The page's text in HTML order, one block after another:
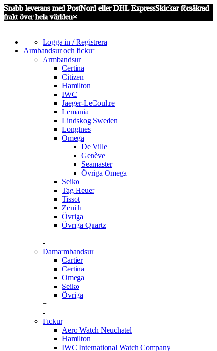
Snabb leverans med PostNord eller DHL ExpressSkickar försäkrad
frakt över hela världen×
Logga in / Registrera
Armbandsur och fickur
Armbandsur
Certina
Citizen
Hamilton
IWC
Jaeger-LeCoultre
Lemania
Lindskog Sweden
Longines
Omega
De Ville
Genève
Seamaster
Övriga Omega
Seiko
Tag Heuer
Tissot
Zenith
Övriga
Övriga Quartz
+
-
Damarmbandsur
Cartier
Certina
Omega
Seiko
Övriga
+
-
Fickur
Aero Watch Neuchatel
Hamilton
IWC International Watch Company